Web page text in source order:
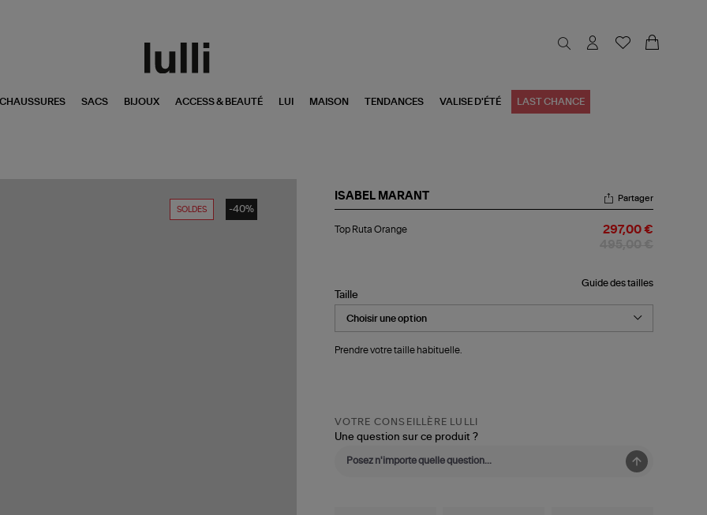
CHAUSSURES SACS BIJOUX ACCESS & BEAUTÉ LUI MAISON TENDANCES VALISE D'ÉTÉ LAST CHANCE
SOLDES -40%
ISABEL MARANT
Ruta
Partager
Top Ruta Orange 297,00 €
Guide des tailles
Taille
Prendre votre taille habituelle.
VOTRE CONSEILLÈRE LULLI
Une question sur ce produit ?